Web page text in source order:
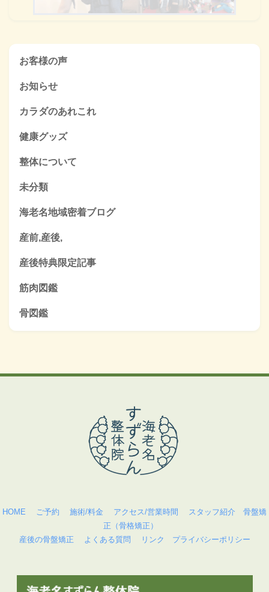
お客様の声
お知らせ
カラダのあれこれ
健康グッズ
整体について
未分類
海老名地域密着ブログ
産前,産後,
産後特典限定記事
筋肉図鑑
骨図鑑
HOME ご予約 施術/料金 アクセス/営業時間 スタッフ紹介
骨盤矯
正（骨格矯正）
産後の骨盤矯正
よくある質問 リンク プライバシーポリシー